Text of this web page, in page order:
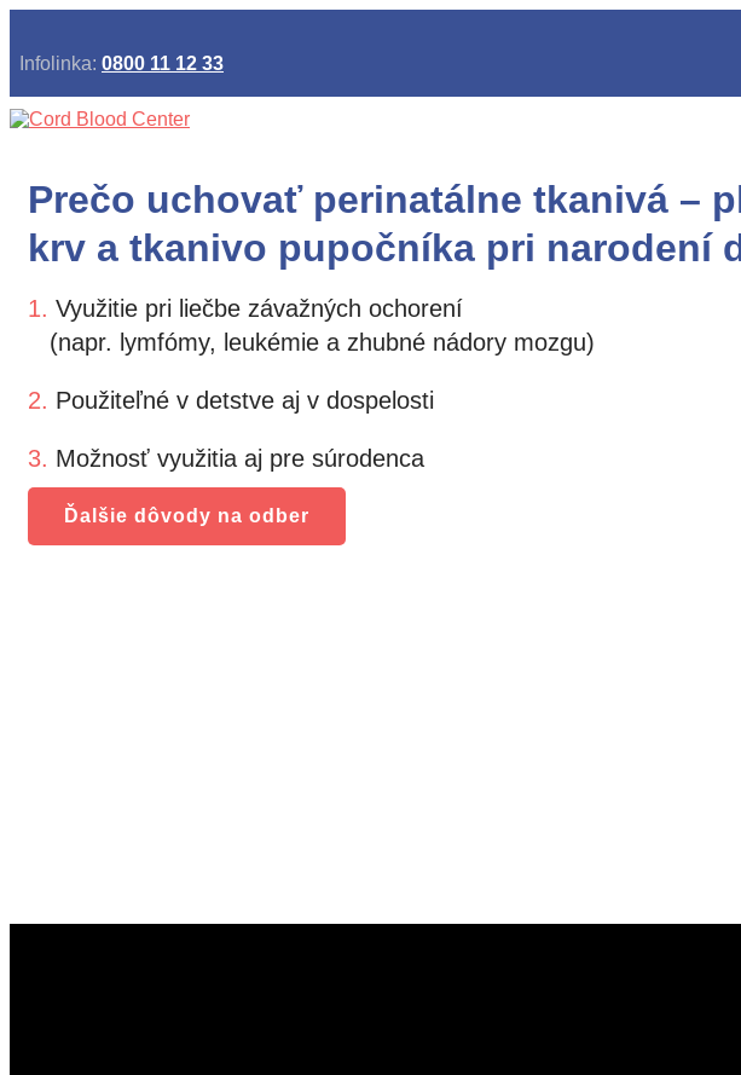
Infolinka: 0800 11 12 33
Prečo uchovať perinatálne tkanivá –
krv a tkanivo pupočníka pri narodení
1. Využitie pri liečbe závažných ochorení
(napr. lymfómy, leukémie a zhubné nádory mozgu)
2. Použiteľné v detstve aj v dospelosti
3. Možnosť využitia aj pre súrodenca
Ďalšie dôvody na odber